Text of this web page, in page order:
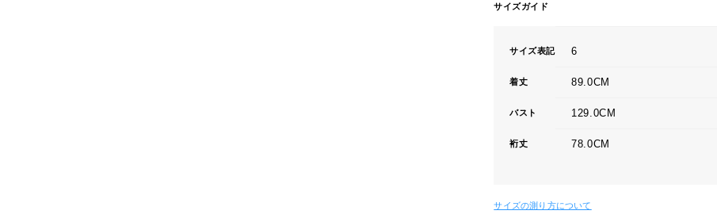
サイズガイド
サイズ表記 6
着丈 89.0CM
バスト 129.0CM
裄丈 78.0CM
サイズの測り方について